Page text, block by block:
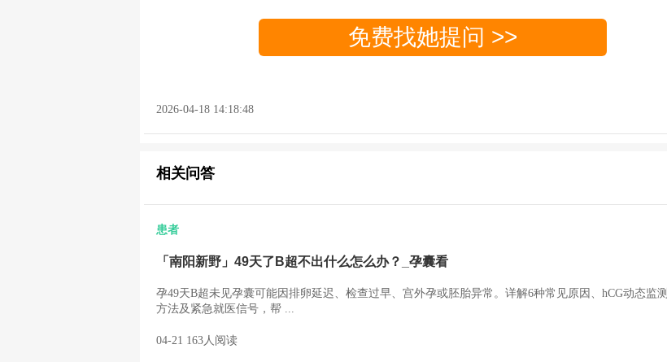
免费找她提问 >>
2026-04-18 14:18:48
相关问答
患者
「南阳新野」49天了B超不出什么怎么办？_孕囊看
孕49天B超未见孕囊可能因排卵延迟、检查过早、宫外孕或胚胎异常。详解6种常见原因、hCG动态监测
方法及紧急就医信号，帮 ...
04-21 163人阅读